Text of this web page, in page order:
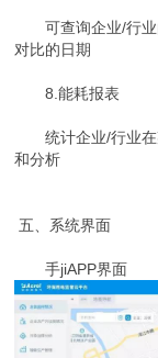
可查询企业/行业
对比的日期
8.能耗报表
统计企业/行业在
和分析
五、系统界面
手jiAPP界面